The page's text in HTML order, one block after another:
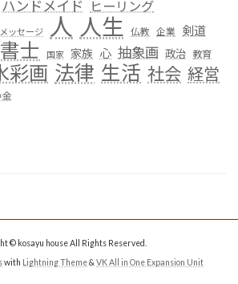
ハンドメイド ヒーリング
メッセージ 人 人生 仏教 企業 剣道
士 国家 家族 心 抽象画 政治 教育
彩画 法律 生活 社会 経営
© kosayu house All Rights Reserved.
with Lightning Theme& VK All in One Expansion Unit